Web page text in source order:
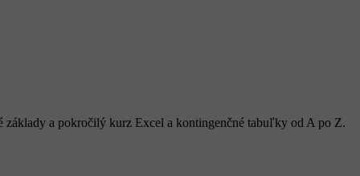
a pokročilý kurz Excel a kontingenčné tabuľky od A po Z.